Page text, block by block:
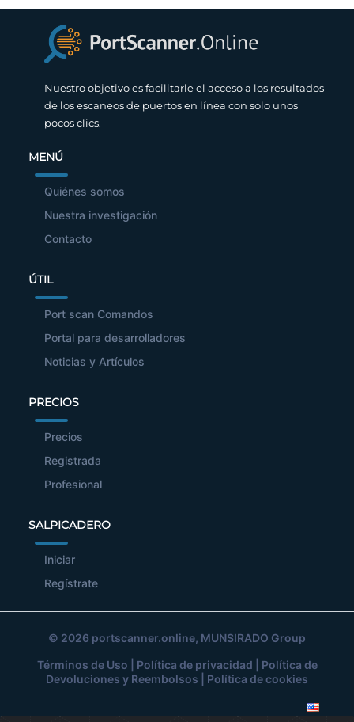
Nuestro objetivo es facilitarle el acceso a los resultados
de los escaneos de puertos en línea con solo unos
pocos clics.
MENÚ
Quiénes somos
Nuestra investigación
Contacto
ÚTIL
Port scan Comandos
Portal para desarrolladores
Noticias y Artículos
PRECIOS
Precios
Registrada
Profesional
SALPICADERO
Iniciar
Regístrate
© 2026 portscanner.online, MUNSIRADO Group
Términos de Uso
Política de privacidad
Política de
Devoluciones y Reembolsos
Política de cookies